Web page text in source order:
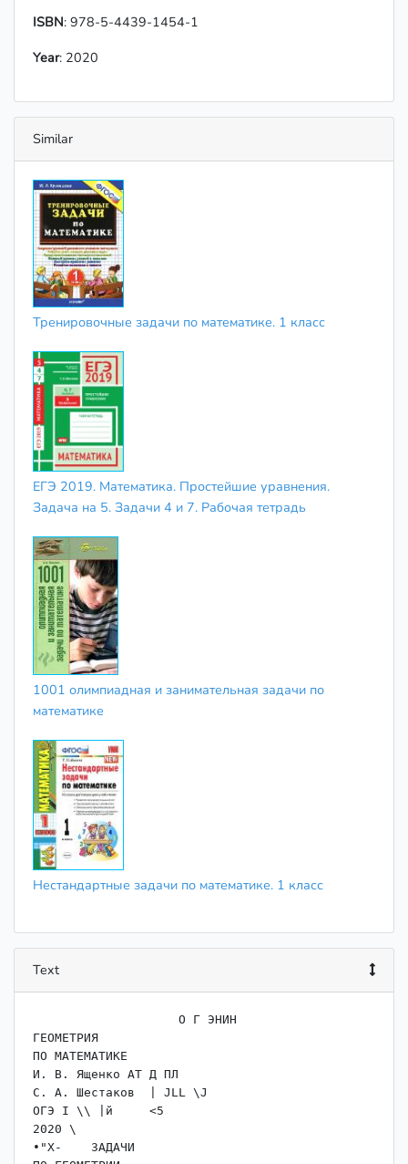
ISBN: 978-5-4439-1454-1
Year: 2020
Similar
Тренировочные задачи по математике. 1 класс
ЕГЭ 2019. Математика. Простейшие уравнения.
Задача на 5. Задачи 4 и 7. Рабочая тетрадь
1001 олимпиадная и занимательная задачи по
математике
Нестандартные задачи по математике. 1 класс
Text
ГЕОМЕТРИЯ
ПО МАТЕМАТИКЕ
И. В. Ященко АТ Д ПЛ
С. А. Шестаков	| JLL \J
ОГЭ I \\ |й	<5
2020 \
•"X-	ЗАДАЧИ